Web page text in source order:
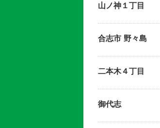
山ノ神１丁目
合志市 野々島
二本木４丁目
御代志